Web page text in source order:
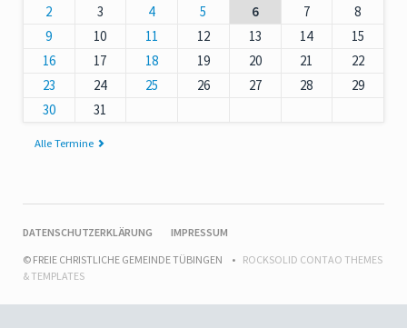
2
3 4 5 6 7
8
9
10 11 12 13 14
15
16
17 18 19 20 21
22
23
24 25 26 27 28
29
30
31
Alle Termine
NAVIGATION
DATENSCHUTZERKLÄRUNG
IMPRESSUM
© FREIE CHRISTLICHE GEMEINDE TÜBINGEN
ROCKSOLID CONTAO THEMES
& TEMPLATES